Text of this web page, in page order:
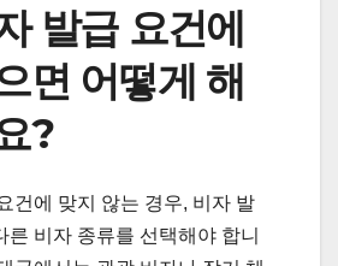
발급 요건에
면 어떻게 해
?
건에 맞지 않는 경우, 비자 발
른 비자 종류를 선택해야 합니